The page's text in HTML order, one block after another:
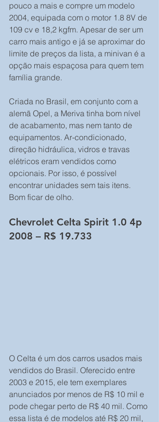
pouco a mais e compre um modelo
2004, equipada com o motor 1.8 8V de
109 cv e 18,2 kgfm. Apesar de ser um
carro mais antigo e já se aproximar do
limite de preços da lista, a minivan é a
opção mais espaçosa para quem tem
família grande.
Criada no Brasil, em conjunto com a
alemã Opel, a Meriva tinha bom nível
de acabamento, mas nem tanto de
equipamentos. Ar-condicionado,
direção hidráulica, vidros e travas
elétricos eram vendidos como
opcionais. Por isso, é possível
encontrar unidades sem tais itens.
Bom ficar de olho.
Chevrolet Celta Spirit 1.0 4p
2008 – R$ 19.733
O Celta é um dos carros usados mais
vendidos do Brasil. Oferecido entre
2003 e 2015, ele tem exemplares
anunciados por menos de R$ 10 mil e
pode chegar perto de R$ 40 mil. Como
essa lista é de modelos até R$ 20 mil,